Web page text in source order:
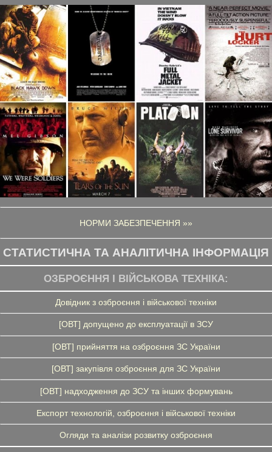
НОРМИ ЗАБЕЗПЕЧЕННЯ »»
СТАТИСТИЧНА ТА АНАЛІТИЧНА ІНФОРМАЦІЯ
ОЗБРОЄННЯ І ВІЙСЬКОВА ТЕХНІКА:
Довідник з озброєння і військової техніки
[ОВТ] допущено до експлуатації в ЗСУ
[ОВТ] прийняття на озброєння ЗС України
[ОВТ] закупівля озброєння для ЗС України
[ОВТ] надходження до ЗСУ та інших формувань
Експорт технологій, озброєння і військової техніки
Огляди та аналізи розвитку озброєння